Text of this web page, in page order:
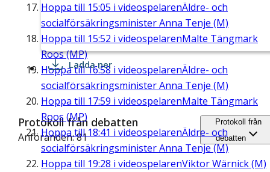
Hoppa till 15:05 i videospelarenÄldre- och
socialförsäkringsminister Anna Tenje (M)
Hoppa till 15:52 i videospelarenMalte Tängmark
Roos (MP)
Hoppa till16:58 i videospelarenÄldre- och
socialförsäkringsminister Anna Tenje (M)
Hoppa till 17:59 i videospelarenMalte Tängmark
Roos (MP)
Hoppa till 18:41 i videospelarenÄldre- och
socialförsäkringsminister Anna Tenje (M)
Hoppa till 19:28 i videospelarenViktor Wärnick (M)
Ladda ner
Protokoll från debatten
Anföranden: 81
Protokoll från
debatten